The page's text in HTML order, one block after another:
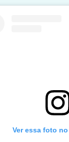
Ver essa foto